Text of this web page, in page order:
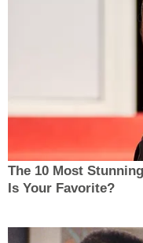
The 10 Most
Is Your Favorite?